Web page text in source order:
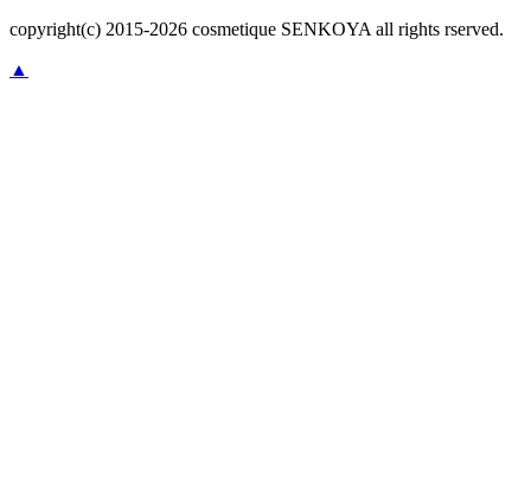
copyright(c) 2015-2026 cosmetique SENKOYA all rights rserved.
▲